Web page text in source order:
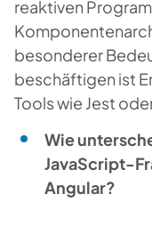
reaktiven
besonderer
beschäftigen ist
Tools wie Jest
Wie
JavaScript-
Angular?